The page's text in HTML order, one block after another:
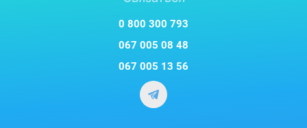
0 800 300 793
067 005 08 48
067 005 13 56